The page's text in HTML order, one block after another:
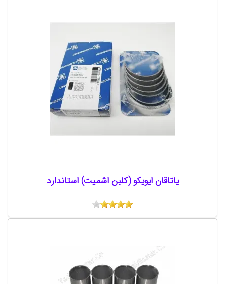
یاتاقان ايويکو (کلبن اشميت) استاندارد